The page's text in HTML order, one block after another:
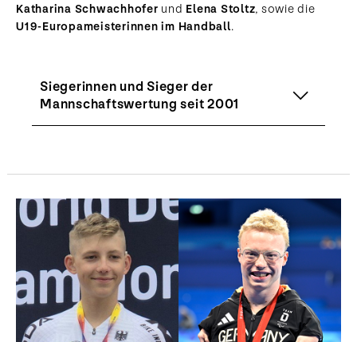
Katharina Schwachhofer und Elena Stoltz, sowie die
U19-Europameisterinnen im Handball.
Siegerinnen und Sieger der
Mannschaftswertung seit 2001